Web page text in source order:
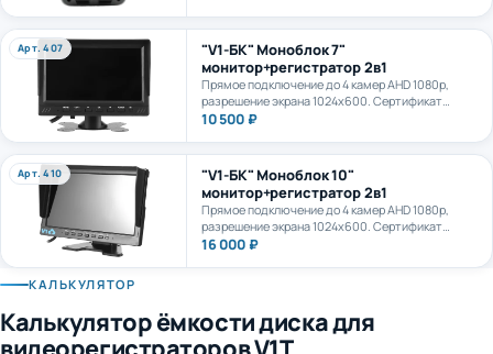
microSD до 1Тб.
Арт. 407
"V1-БК" Моноблок 7"
монитор+регистратор 2в1
Прямое подключение до 4 камер AHD 1080p,
разрешение экрана 1024х600. Сертификат
ПП969.
10 500 ₽
Арт. 410
"V1-БК" Моноблок 10"
монитор+регистратор 2в1
Прямое подключение до 4 камер AHD 1080p,
разрешение экрана 1024х600. Сертификат
ПП969.
16 000 ₽
КАЛЬКУЛЯТОР
Калькулятор ёмкости диска для
видеорегистраторов V1T